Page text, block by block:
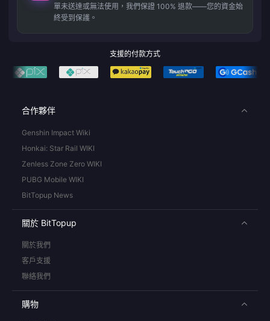
單未送達或無法使用，我們保證 100% 退款——您的資金始
終受到保護。
支援的付款方式
合作夥伴
Genshin Impact Wiki
Honkai: Star Rail WIKI
Zenless Zone Zero WIKI
PUBG Mobile WIKI
BitTopup News
關於 BitTopup
關於我們
客戶支援
聯絡我們
購物